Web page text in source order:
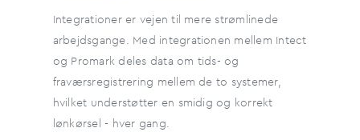
Integrationer er vejen til mere strømlinede
arbejdsgange. Med integrationen mellem Intect
og Promark deles data om tids- og
fraværsregistrering mellem de to systemer,
hvilket understøtter en smidig og korrekt
lønkørsel - hver gang.